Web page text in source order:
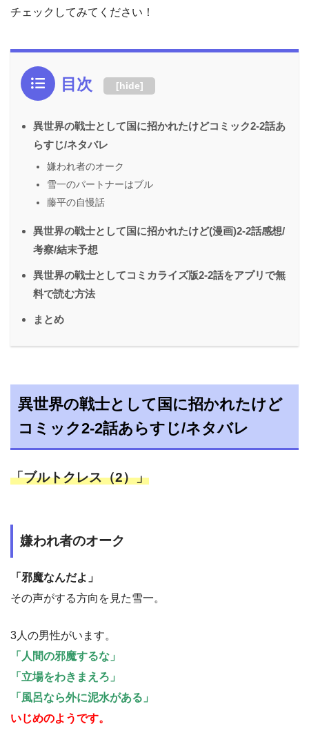
チェックしてみてください！
目次 [hide]
異世界の戦士として国に招かれたけどコミック2-2話あ
らすじ/ネタバレ
嫌われ者のオーク
雪一のパートナーはブル
藤平の自慢話
異世界の戦士として国に招かれたけど(漫画)2-2話感想/
考察/結末予想
異世界の戦士としてコミカライズ版2-2話をアプリで無
料で読む方法
まとめ
異世界の戦士として国に招かれたけど
コミック2-2話あらすじ/ネタバレ
「ブルトクレス（2）」
嫌われ者のオーク
「邪魔なんだよ」
その声がする方向を見た雪一。
3人の男性がいます。
「人間の邪魔するな」
「立場をわきまえろ」
「風呂なら外に泥水がある」
いじめのようです。